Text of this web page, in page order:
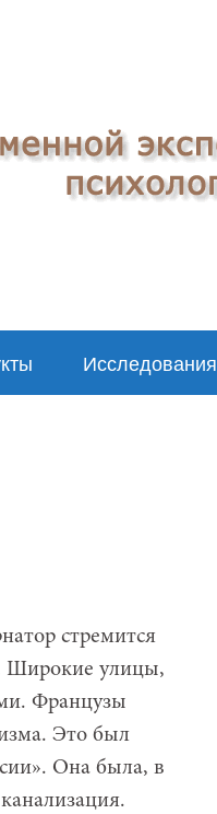
Исследования
стремится
Широкие улицы,
Французы
Это был
Она была, в